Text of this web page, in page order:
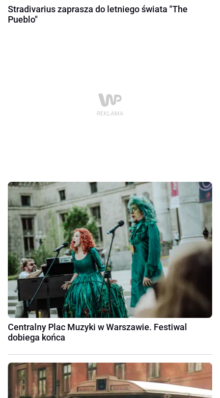
Stradivarius zaprasza do letniego świata "The
Pueblo"
Centralny Plac Muzyki w Warszawie. Festiwal
dobiega końca